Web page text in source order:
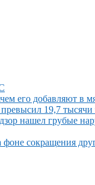
его добавляют в
19,7 тысячи
нашел грубые
фоне сокращения